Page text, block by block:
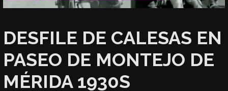
DESFILE DE CALESAS EN
PASEO DE MONTEJO DE
MÉRIDA 1930S